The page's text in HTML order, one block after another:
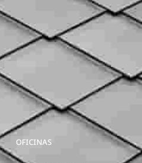
OFICINAS